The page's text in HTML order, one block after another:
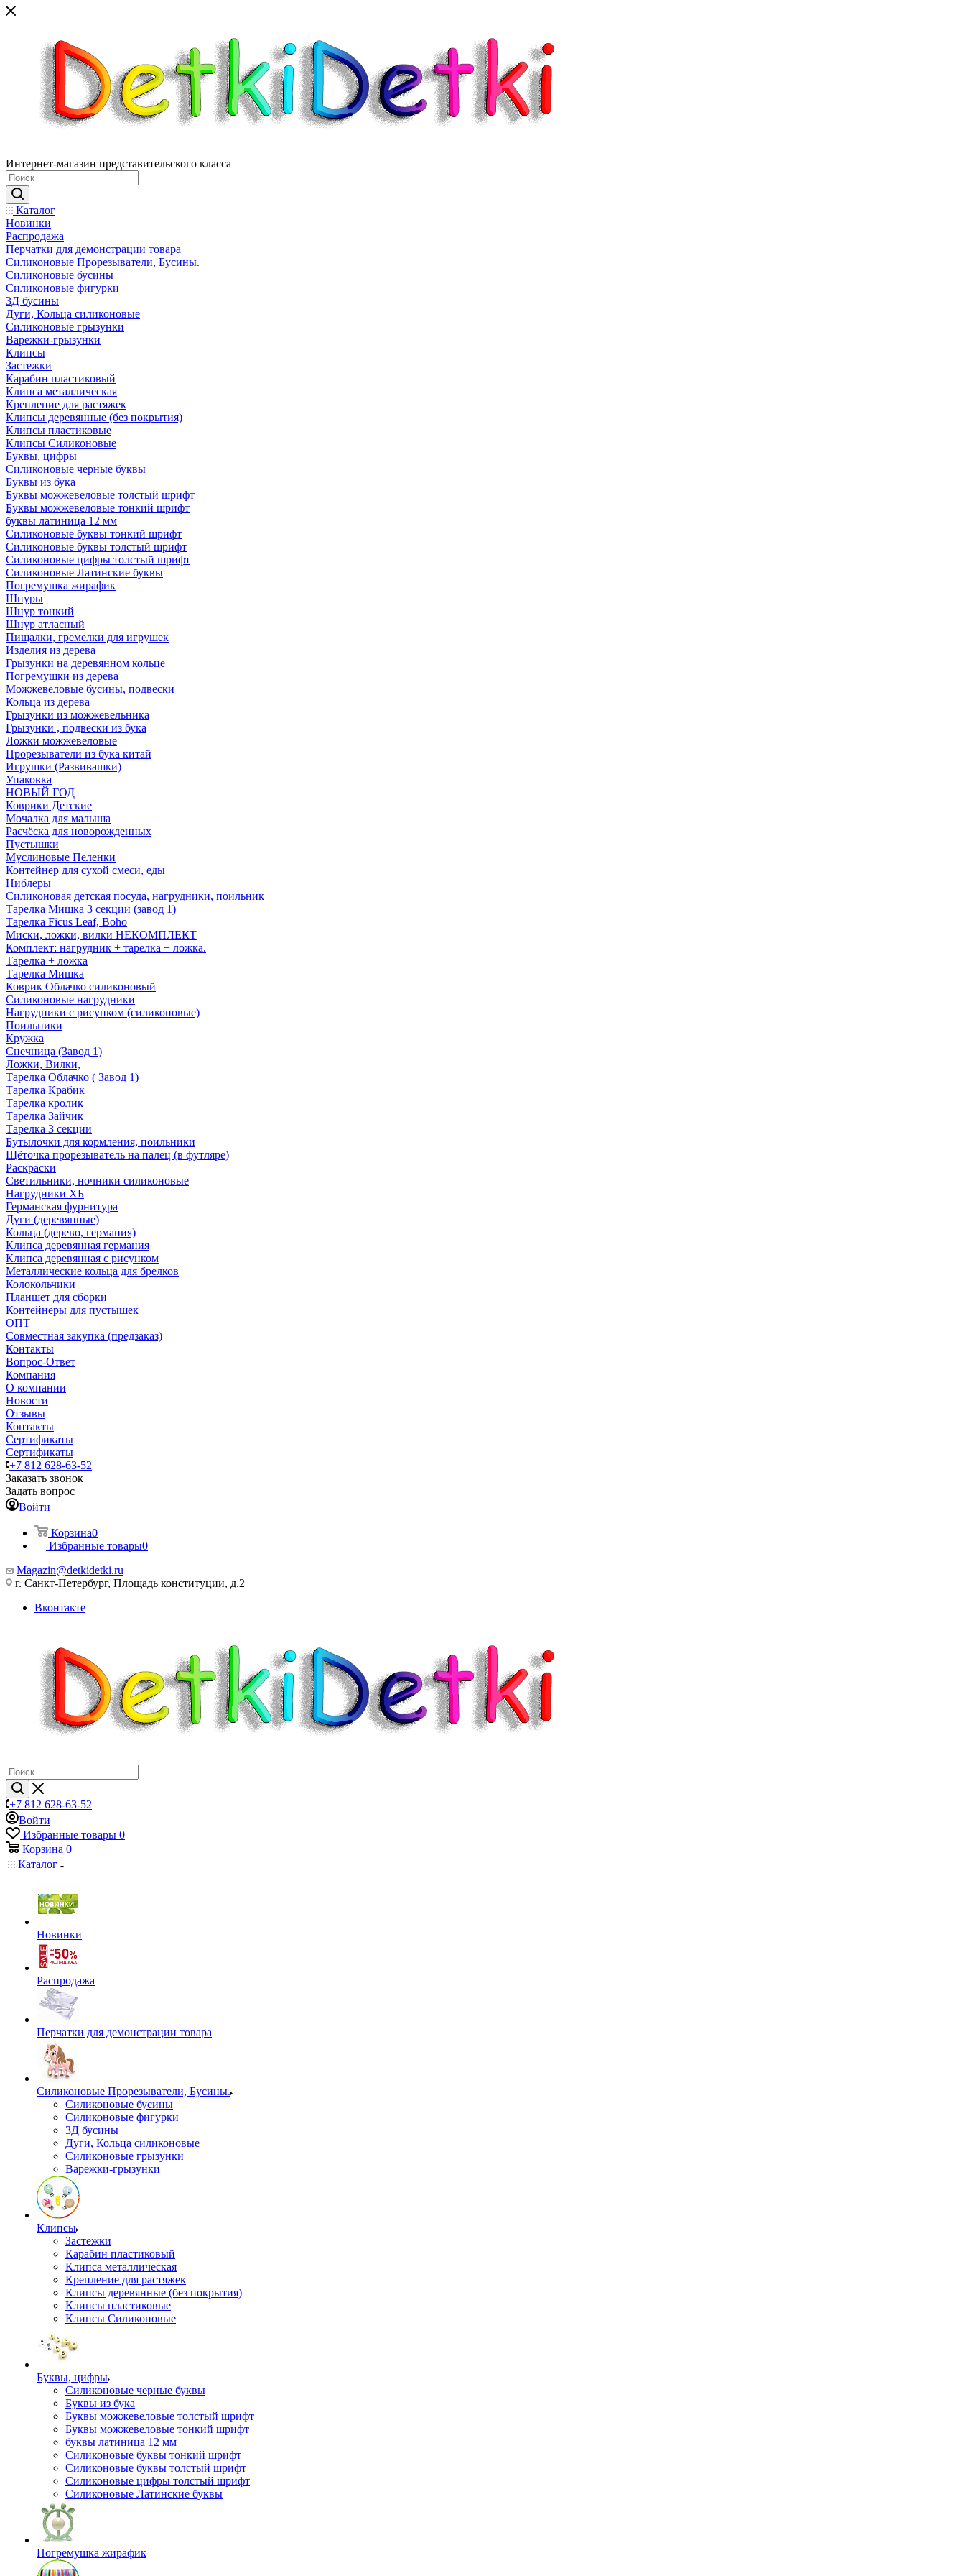
Интернет-магазин представительского класса
Каталог
Новинки
Распродажа
Перчатки для демонстрации товара
Силиконовые Прорезыватели, Бусины.
Силиконовые бусины
Силиконовые фигурки
3Д бусины
Дуги, Кольца силиконовые
Силиконовые грызунки
Варежки-грызунки
Клипсы
Застежки
Карабин пластиковый
Клипса металлическая
Крепление для растяжек
Клипсы деревянные (без покрытия)
Клипсы пластиковые
Клипсы Силиконовые
Буквы, цифры
Силиконовые черные буквы
Буквы из бука
Буквы можжевеловые толстый шрифт
Буквы можжевеловые тонкий шрифт
буквы латиница 12 мм
Силиконовые буквы тонкий шрифт
Силиконовые буквы толстый шрифт
Силиконовые цифры толстый шрифт
Силиконовые Латинские буквы
Погремушка жирафик
Шнуры
Шнур тонкий
Шнур атласный
Пищалки, гремелки для игрушек
Изделия из дерева
Грызунки на деревянном кольце
Погремушки из дерева
Можжевеловые бусины, подвески
Кольца из дерева
Грызунки из можжевельника
Грызунки , подвески из бука
Ложки можжевеловые
Прорезыватели из бука китай
Игрушки (Развивашки)
Упаковка
НОВЫЙ ГОД
Коврики Детские
Мочалка для малыша
Расчёска для новорожденных
Пустышки
Муслиновые Пеленки
Контейнер для сухой смеси, еды
Ниблеры
Силиконовая детская посуда, нагрудники, поильник
Тарелка Мишка 3 секции (завод 1)
Тарелка Ficus Leaf, Boho
Миски, ложки, вилки НЕКОМПЛЕКТ
Комплект: нагрудник + тарелка + ложка.
Тарелка + ложка
Тарелка Мишка
Коврик Облачко силиконовый
Силиконовые нагрудники
Нагрудники с рисунком (силиконовые)
Поильники
Кружка
Снечница (Завод 1)
Ложки, Вилки,
Тарелка Облачко ( Завод 1)
Тарелка Крабик
Тарелка кролик
Тарелка Зайчик
Тарелка 3 секции
Бутылочки для кормления, поильники
Щёточка прорезыватель на палец (в футляре)
Раскраски
Светильники, ночники силиконовые
Нагрудники ХБ
Германская фурнитура
Дуги (деревянные)
Кольца (дерево, германия)
Клипса деревянная германия
Клипса деревянная с рисунком
Металлические кольца для брелков
Колокольчики
Планшет для сборки
Контейнеры для пустышек
ОПТ
Совместная закупка (предзаказ)
Контакты
Вопрос-Ответ
Компания
О компании
Новости
Отзывы
Контакты
Сертификаты
Сертификаты
+7 812 628-63-52
Заказать звонок
Задать вопрос
Войти
Корзина0
Избранные товары0
Magazin@detkidetki.ru
г. Санкт-Петербург, Площадь конституции, д.2
Вконтакте
+7 812 628-63-52
Войти
Избранные товары 0
Корзина 0
Каталог
Новинки
Распродажа
Перчатки для демонстрации товара
Силиконовые Прорезыватели, Бусины.
Силиконовые бусины
Силиконовые фигурки
3Д бусины
Дуги, Кольца силиконовые
Силиконовые грызунки
Варежки-грызунки
Клипсы
Застежки
Карабин пластиковый
Клипса металлическая
Крепление для растяжек
Клипсы деревянные (без покрытия)
Клипсы пластиковые
Клипсы Силиконовые
Буквы, цифры
Силиконовые черные буквы
Буквы из бука
Буквы можжевеловые толстый шрифт
Буквы можжевеловые тонкий шрифт
буквы латиница 12 мм
Силиконовые буквы тонкий шрифт
Силиконовые буквы толстый шрифт
Силиконовые цифры толстый шрифт
Силиконовые Латинские буквы
Погремушка жирафик